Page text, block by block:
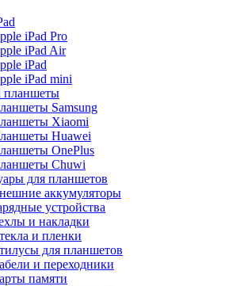
iPad Pro
iPad Air
iPad
iPad mini
планшеты
Samsung
Xiaomi
Huawei
OnePlus
Chuwi
для планшетов
аккумуляторы
устройства
и накладки
и пленки
для планшетов
и переходники
памяти